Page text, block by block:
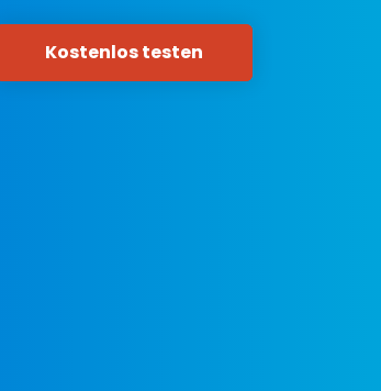
Kostenlos testen